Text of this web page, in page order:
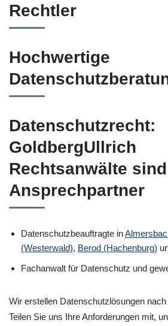
Rechtler
Hochwertige
Datenschutzrecht:
GoldbergUllrich
Rechtsanwälte
Ansprechpartner
Datenschutzbeauftragte in
(Westerwald), Berod (Hachenburg)
Fachanwalt für Datenschutz und
Wir erstellen Datenschutzlösungen
Teilen Sie uns Ihre Anforderungen mit,